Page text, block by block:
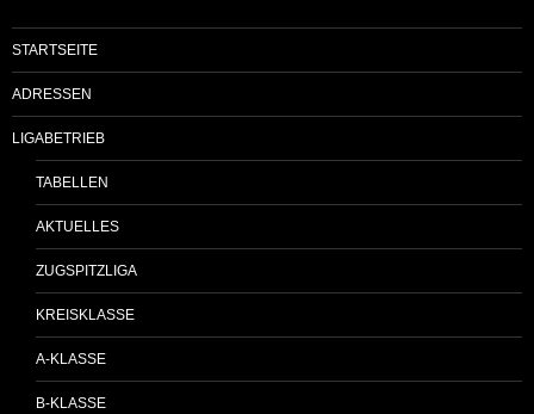
STARTSEITE
ADRESSEN
LIGABETRIEB
TABELLEN
AKTUELLES
ZUGSPITZLIGA
KREISKLASSE
A-KLASSE
B-KLASSE